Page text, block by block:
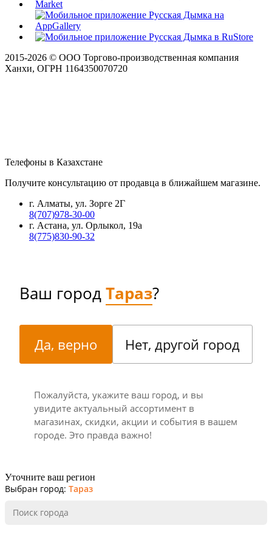
2015-2026 © ООО Торгово-производственная компания
Ханхи, ОГРН 1164350070720
Телефоны в Казахстане
Получите консультацию от продавца в ближайшем магазине.
г. Алматы, ул. Зорге 2Г
8(707)978-30-00
г. Астана, ул. Орлыкол, 19а
8(775)830-90-32
Ваш городТараз?
Да, верно Нет, другой город
Пожалуйста, укажите ваш город, и вы
увидите актуальный ассортимент в
магазинах, скидки, акции и события в вашем
городе. Это правда важно!
Уточните ваш регион
Выбран город: Тараз